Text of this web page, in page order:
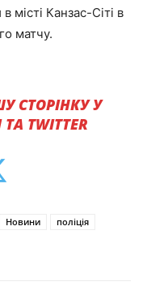
місті Канзас-Сіті в
матчу.
СТОРІНКУ У
ТА TWITTER
Новини
поліція